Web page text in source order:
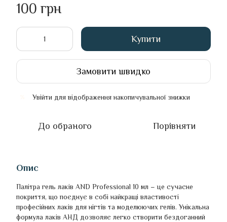
100 грн
Купити
Замовити швидко
Увійти для відображення накопичувальної знижки
До обраного Порівняти
Опис
Палітра гель лаків AND Professional 10 мл – це сучасне
покриття, що поєднує в собі найкращі властивості
професійних лаків для нігтів та моделюючих гелів. Унікальна
формула лаків АНД дозволяє легко створити бездоганний